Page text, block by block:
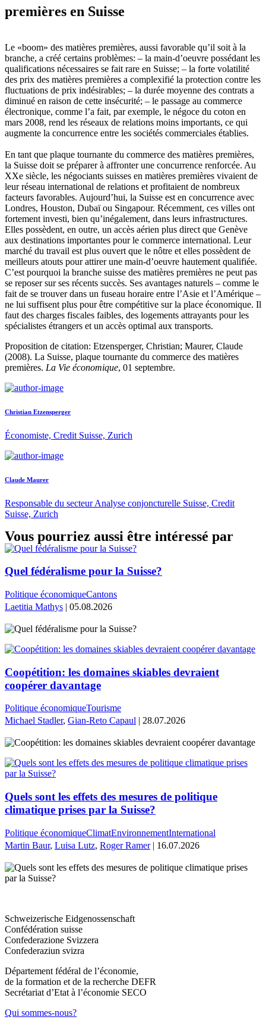
premières en Suisse
Le «boom» des matières premières, aussi favorable qu’il soit à la
branche, a créé certains problèmes: – la main-d’oeuvre possédant les
qualifications nécessaires se fait rare en Suisse; – la forte volatilité
des prix des matières premières a complexifié la protection contre les
fluctuations de prix indésirables; – la durée moyenne des contrats a
diminué en raison de cette insécurité; – le passage au commerce
électronique, comme l’a fait, par exemple, le négoce du coton en
mars 2008, rend les réseaux de relations moins importants, ce qui
augmente la concurrence entre les sociétés commerciales établies.
En tant que plaque tournante du commerce des matières premières,
la Suisse doit se préparer à affronter une concurrence renforcée. Au
XXe siècle, les négociants suisses en matières premières vivaient de
leur réseau international de relations et profitaient de nombreux
facteurs favorables. Aujourd’hui, la Suisse est en concurrence avec
Londres, Houston, Dubaï ou Singapour. Récemment, ces villes ont
fortement investi, bien qu’inégalement, dans leurs infrastructures.
Elles possèdent, en outre, un accès aérien plus direct que Genève
aux destinations importantes pour le commerce international. Leur
marché du travail est plus ouvert que le nôtre et elles possèdent de
meilleurs atouts pour attirer une main-d’oeuvre hautement qualifiée.
C’est pourquoi la branche suisse des matières premières ne peut pas
se reposer sur ses récents succès. Ses avantages naturels – comme le
fait de se trouver dans un fuseau horaire entre l’Asie et l’Amérique –
ne lui suffisent plus pour être compétitive sur la place économique. Il
faut des charges fiscales faibles, des logements attrayants pour les
spécialistes étrangers et un accès optimal aux transports.
Proposition de citation: Etzensperger, Christian; Maurer, Claude
(2008). La Suisse, plaque tournante du commerce des matières
premières. La Vie économique, 01 septembre.
Christian Etzensperger
Économiste, Credit Suisse, Zurich
Claude Maurer
Responsable du secteur Analyse conjoncturelle Suisse, Credit
Suisse, Zurich
Vous pourriez aussi être intéressé par
Quel fédéralisme pour la Suisse?
Politique économiqueCantons
Laetitia Mathys | 05.08.2026
Coopétition: les domaines skiables devraient
coopérer davantage
Politique économiqueTourisme
Michael Stadler, Gian-Reto Capaul | 28.07.2026
Quels sont les effets des mesures de politique
climatique prises par la Suisse?
Politique économiqueClimatEnvironnementInternational
Martin Baur, Luisa Lutz, Roger Ramer| 16.07.2026
Schweizerische Eidgenossenschaft
Confédération suisse
Confederazione Svizzera
Confederaziun svizra
Département fédéral de l’économie,
de la formation et de la recherche DEFR
Secrétariat d’Etat à l’économie SECO
Qui sommes-nous?